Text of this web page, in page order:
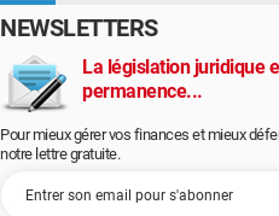
NEWSLETTERS
La législation juridique
permanence...
Pour mieux gérer vos finances et mieux
notre lettre gratuite.